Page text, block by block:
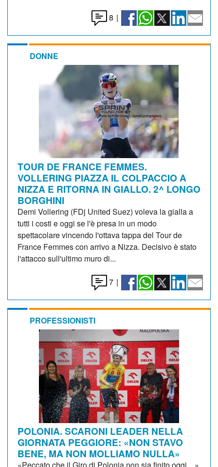
8 |
DONNE
TOUR DE FRANCE FEMMES.
VOLLERING PIAZZA IL COLPACCIO A
NIZZA E RITORNA IN GIALLO. 2^ LONGO
BORGHINI
Demi Vollering (FDj United Suez) voleva la gialla a
tutti i costi e oggi se l'è presa in un modo
spettacolare vincendo l'ottava tappa del Tour de
France Femmes con arrivo a Nizza. Decisivo è stato
l'attacco sull'ultimo muro di...
7 |
PROFESSIONISTI
POLONIA. SCARONI LEADER NELLA
GIORNATA PEGGIORE: «NON STAVO
BENE, MA NON MOLLIAMO NULLA»
«Peccato che il Giro di Polonia non sia finito oggi…»